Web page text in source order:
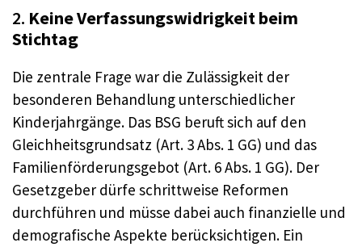
2. Keine Verfassungswidrigkeit beim
Stichtag
Die zentrale Frage war die Zulässigkeit der
besonderen Behandlung unterschiedlicher
Kinderjahrgänge. Das BSG beruft sich auf den
Gleichheitsgrundsatz (Art. 3 Abs. 1 GG) und das
Familienförderungsgebot (Art. 6 Abs. 1 GG). Der
Gesetzgeber dürfe schrittweise Reformen
durchführen und müsse dabei auch finanzielle und
demografische Aspekte berücksichtigen. Ein